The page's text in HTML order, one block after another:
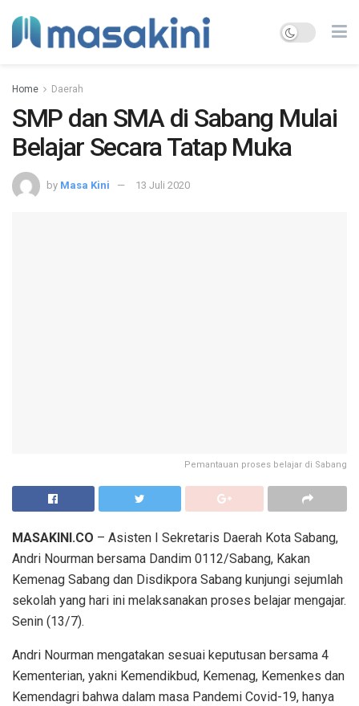
Home Daerah
SMP dan SMA di Sabang Mulai
Belajar Secara Tatap Muka
by Masa Kini 13 Juli 2020
Pemantauan proses belajar di Sabang
MASAKINI.CO – Asisten I Sekretaris Daerah Kota Sabang,
Andri Nourman bersama Dandim 0112/Sabang, Kakan
Kemenag Sabang dan Disdikpora Sabang kunjungi sejumlah
sekolah yang hari ini melaksanakan proses belajar mengajar.
Senin (13/7).
Andri Nourman mengatakan sesuai keputusan bersama 4
Kementerian, yakni Kemendikbud, Kemenag, Kemenkes dan
Kemendagri bahwa dalam masa Pandemi Covid-19, hanya